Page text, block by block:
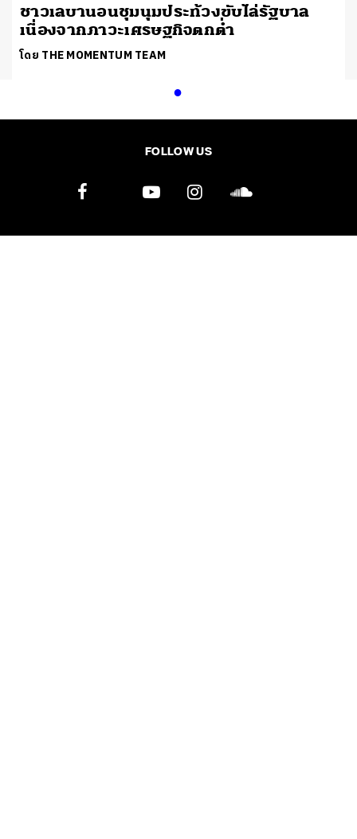
ชาวเลบานอนชุมนุมประท้วงขับไล่รัฐบาล
เนื่องจากภาวะเศรษฐกิจตกต่ำ
โดย THE MOMENTUM TEAM
FOLLOW US